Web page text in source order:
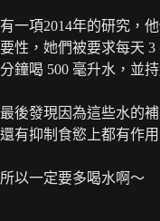
有一項2014年的研究，
要性，她們被要求每天
分鐘喝 500 毫升水，並持
最後發現因為這些水的
還有抑制食慾上都有作用
所以一定要多喝水啊～